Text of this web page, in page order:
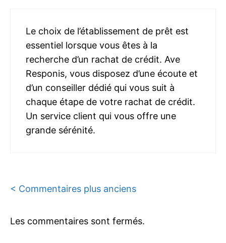
Le choix de l’établissement de prêt est
essentiel lorsque vous êtes à la
recherche d’un rachat de crédit. Ave
Responis, vous disposez d’une écoute et
d’un conseiller dédié qui vous suit à
chaque étape de votre rachat de crédit.
Un service client qui vous offre une
grande sérénité.
Navigation
commentaires
< Commentaires plus anciens
Les commentaires sont fermés.